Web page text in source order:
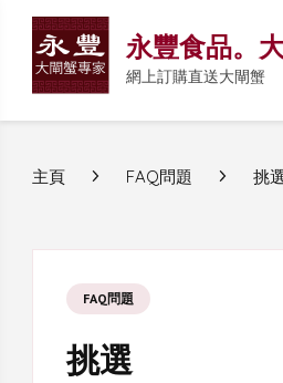
永豐食品。
網上訂購直送大閘蟹
主頁 FAQ問題 挑
FAQ問題
挑選